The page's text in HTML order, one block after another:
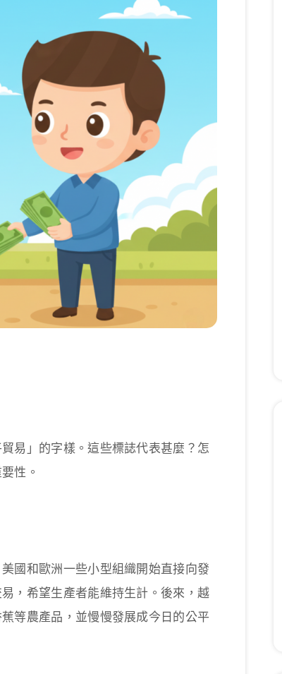
易」的字樣。這些標誌代表甚麼？怎
性。
國和歐洲一些小型組織開始直接向發
，希望生產者能維持生計。後來，越
等農產品，並慢慢發展成今日的公平